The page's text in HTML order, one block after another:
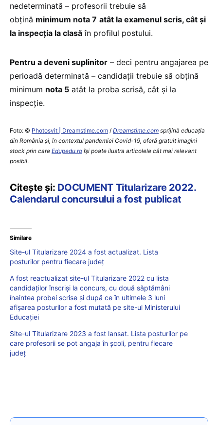
nedeterminată – profesorii trebuie să
obțină minimum nota 7 atât la examenul scris, cât și
la inspecția la clasă în profilul postului.
Pentru a deveni suplinitor – deci pentru angajarea pe
perioadă determinată – candidații trebuie să obțină
minimum nota 5 atât la proba scrisă, cât și la
inspecție.
Foto: © Photosvit | Dreamstime.com / Dreamstime.com sprijină educaţia
din România şi, în contextul pandemiei Covid-19, oferă gratuit imagini
stock prin care Edupedu.ro îşi poate ilustra articolele cât mai relevant
posibil.
Citește și: DOCUMENT Titularizare 2022.
Calendarul concursului a fost publicat
Similare
Site-ul Titularizare 2024 a fost actualizat. Lista
posturilor pentru fiecare județ
A fost reactualizat site-ul Titularizare 2022 cu lista
candidaților înscriși la concurs, cu două săptămâni
înaintea probei scrise și după ce în ultimele 3 luni
afișarea posturilor a fost mutată pe site-ul Ministerului
Educației
Site-ul Titularizare 2023 a fost lansat. Lista posturilor pe
care profesorii se pot angaja în școli, pentru fiecare
județ